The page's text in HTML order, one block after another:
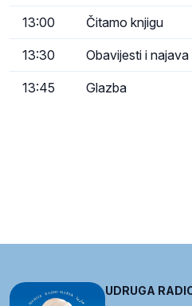
13:00 Čitamo knjigu
13:30 Obavijesti i
13:45 Glazba
UDRUGA